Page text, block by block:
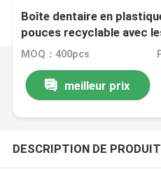
Boîte dentaire en
pouces recyclable avec
MOQ：400pcs
meilleur prix
DESCRIPTION DE PRODUIT